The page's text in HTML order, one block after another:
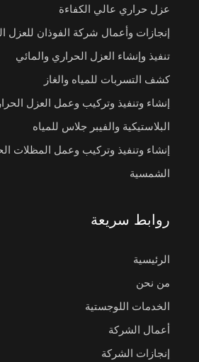
عزل حراري عالي الكفاءة
إنجازات وأعمال شركة الفوذان للعزل
تنفيذ وإنشاء العزل الحراري والمائي
كشف التسربات للمياه والغاز
إنشاء وتنفيذ وتركيب وعمل العزل
البلاستيكية والفيبر جلاس للمياه
إنشاء وتنفيذ وتركيب وعمل المظلات
الشمسية
روابط سريعة
الرئيسية
من نحن
الخدمات اللوجستية
أعمال الشركة
إنجازات الشركة